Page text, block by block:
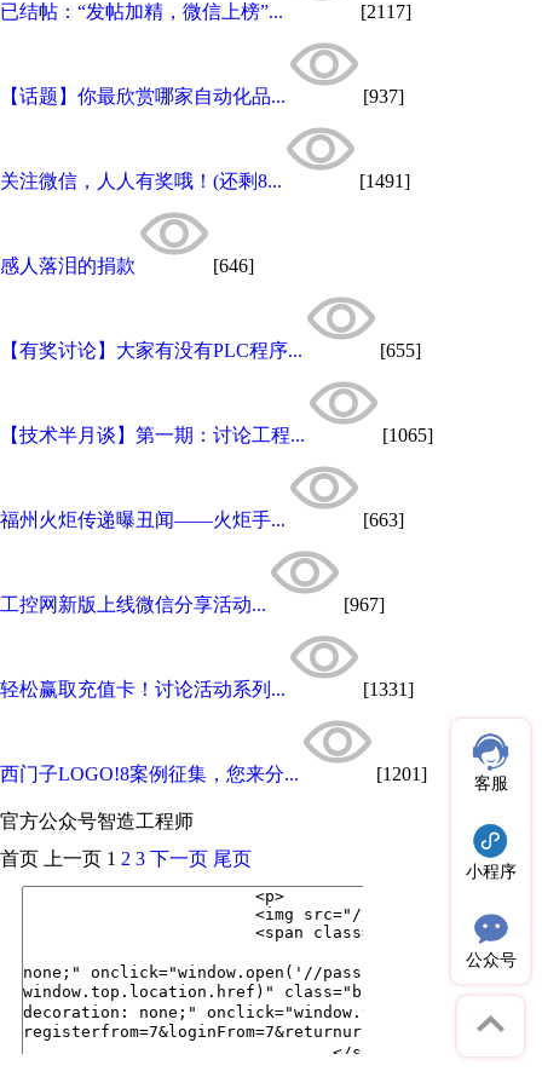
已结帖：“发帖加精，微信上榜”... [2117]
【话题】你最欣赏哪家自动化品... [937]
关注微信，人人有奖哦！(还剩8... [1491]
感人落泪的捐款 [646]
【有奖讨论】大家有没有PLC程序... [655]
【技术半月谈】第一期：讨论工程... [1065]
福州火炬传递曝丑闻——火炬手... [663]
工控网新版上线微信分享活动... [967]
轻松赢取充值卡！讨论活动系列... [1331]
西门子LOGO!8案例征集，您来分... [1201]
官方公众号智造工程师
客服
小程序
公众号
首页 上一页 1 2 3 下一页 尾页